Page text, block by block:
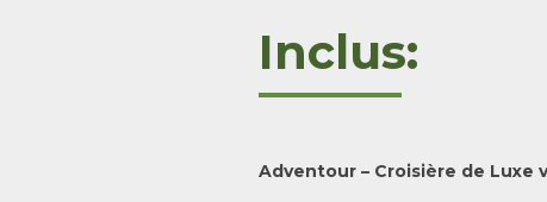
Inclus:
Adventour – Croisière de Luxe